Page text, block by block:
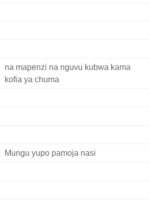
na mapenzi na nguvu kubwa kama
kofia ya chuma
Mungu yupo pamoja nasi